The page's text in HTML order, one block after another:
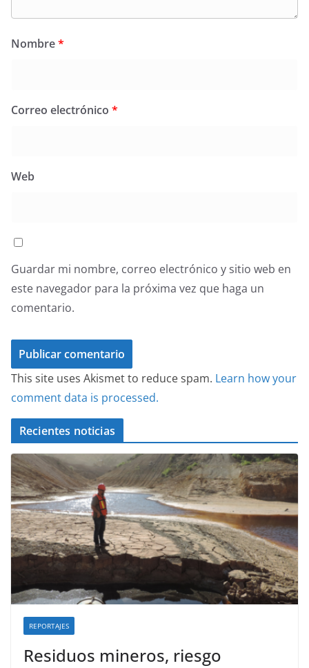
Nombre*
Correo electrónico *
Web
Guardar mi nombre, correo electrónico y sitio web en
este navegador para la próxima vez que haga un
comentario.
This site uses Akismet to reduce spam. Learn how your
comment data is processed.
Recientes noticias
REPORTAJES
Residuos mineros, riesgo